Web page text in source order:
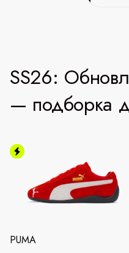
SS26:
— подборка
PUMA